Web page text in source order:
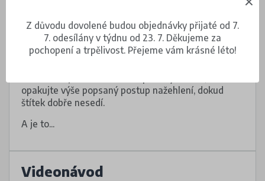
zkontrolujte.
Pokud je aplikován správně, měli byste na něm vidět
vytlačenou texturu látky.
opakujte výše popsaný postup nažehlení, dokud
štítek dobře nesedí.
A je to...
Videonávod
Z důvodu dovolené budou objednávky přijaté od 7.
7. odesílány v týdnu od 23. 7. Děkujeme za
pochopení a trpělivost. Přejeme vám krásné léto!